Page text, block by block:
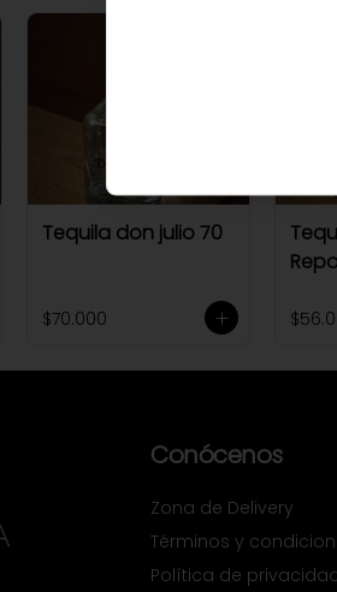
Tequila don julio 70
$70.000
Conócenos
Zona de Delivery
Términos y
Política de